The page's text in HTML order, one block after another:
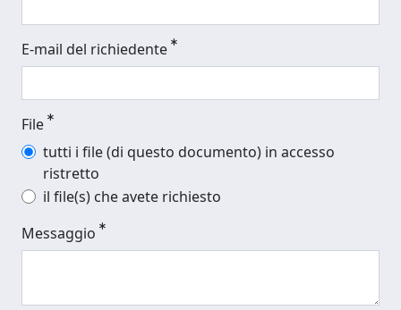
E-mail del richiedente
File
tutti i file (di questo documento) in accesso
ristretto
il file(s) che avete richiesto
Messaggio